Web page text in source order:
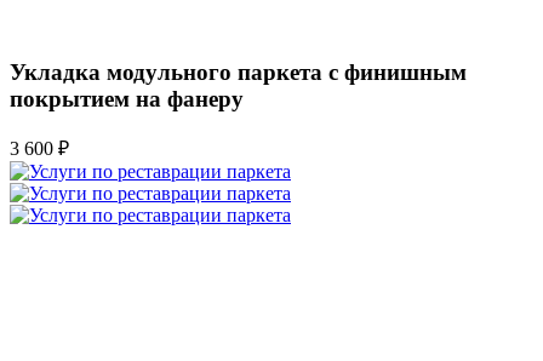
Укладка модульного паркета с финишным
покрытием на фанеру
3 600 ₽